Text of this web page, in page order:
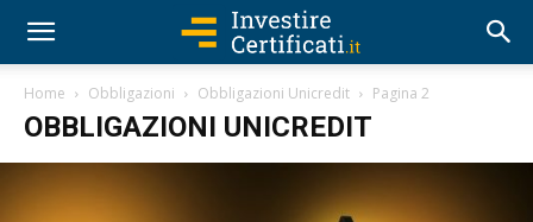
Home Obbligazioni Obbligazioni Unicredit Pagina 2
OBBLIGAZIONI UNICREDIT